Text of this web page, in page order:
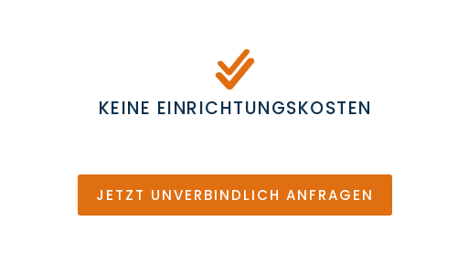
KEINE EINRICHTUNGSKOSTEN
JETZT UNVERBINDLICH ANFRAGEN